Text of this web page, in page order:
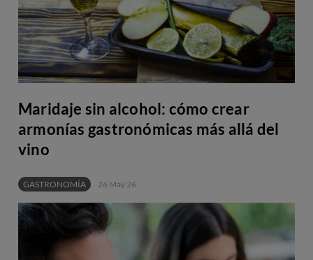
Maridaje sin alcohol: cómo crear
armonías gastronómicas más allá del
vino
GASTRONOMÍA 26 May 26